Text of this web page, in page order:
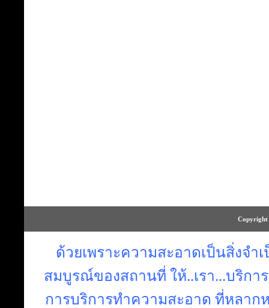
Copyright
ด้วยเพราะความสะอาดเป็นสิ่งจำ
สมบูรณ์ของสถานที่ ให้..เรา...บริก
การบริการทำความสะอาด ที่หลา